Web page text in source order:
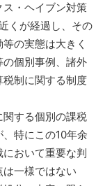
・ヘイブン対策
くが経過し、その
の実態は大きく
個別事例、諸外
制に関する制度
する個別の課税
特にこの10年余
おいて重要な判
一様ではない